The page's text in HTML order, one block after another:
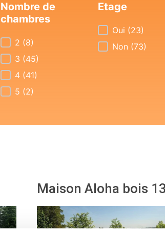
Nombre de
chambres
Nombre de chambres
2 (8)
3 (45)
4 (41)
5 (2)
Etage
Etage
Oui (23)
Non (73)
Maison Aloha bois